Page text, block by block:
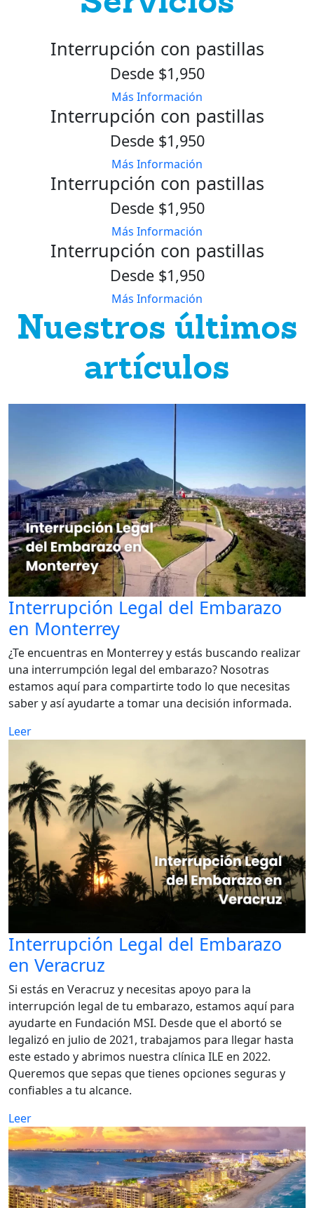
Interrupción con pastillas
Desde $1,950
Más Información
Interrupción con pastillas
Desde $1,950
Más Información
Interrupción con pastillas
Desde $1,950
Más Información
Interrupción con pastillas
Desde $1,950
Más Información
Nuestros últimos
artículos
Interrupción Legal del Embarazo
en Monterrey
¿Te encuentras en Monterrey y estás buscando realizar
una interrumpción legal del embarazo? Nosotras
estamos aquí para compartirte todo lo que necesitas
saber y así ayudarte a tomar una decisión informada.
Leer
Interrupción Legal del Embarazo
en Veracruz
Si estás en Veracruz y necesitas apoyo para la
interrupción legal de tu embarazo, estamos aquí para
ayudarte en Fundación MSI. Desde que el abortó se
legalizó en julio de 2021, trabajamos para llegar hasta
este estado y abrimos nuestra clínica ILE en 2022.
Queremos que sepas que tienes opciones seguras y
confiables a tu alcance.
Leer